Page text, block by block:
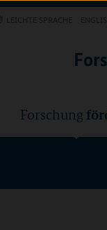
Forschung